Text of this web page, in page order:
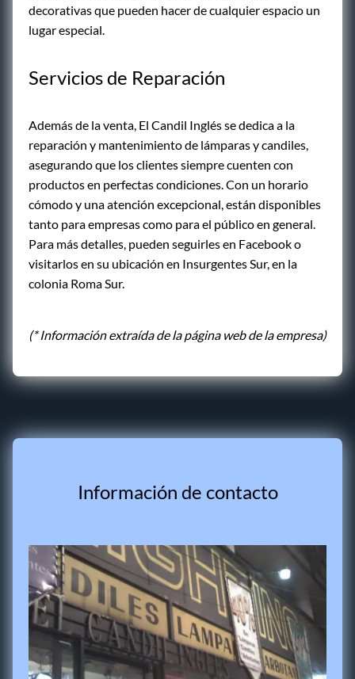
decorativas que pueden hacer de cualquier espacio un
lugar especial.
Servicios de Reparación
Además de la venta, El Candil Inglés se dedica a la
reparación y mantenimiento de lámparas y candiles,
asegurando que los clientes siempre cuenten con
productos en perfectas condiciones. Con un horario
cómodo y una atención excepcional, están disponibles
tanto para empresas como para el público en general.
Para más detalles, pueden seguirles en Facebook o
visitarlos en su ubicación en Insurgentes Sur, en la
colonia Roma Sur.
(* Información extraída de la página web de la empresa)
Información de contacto